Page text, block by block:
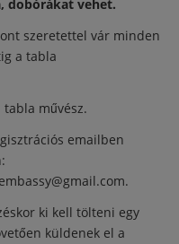
dobórákat vehet.
szeretettel vár minden
a tabla
művész.
emailben
ki kell tölteni egy
küldenek el a